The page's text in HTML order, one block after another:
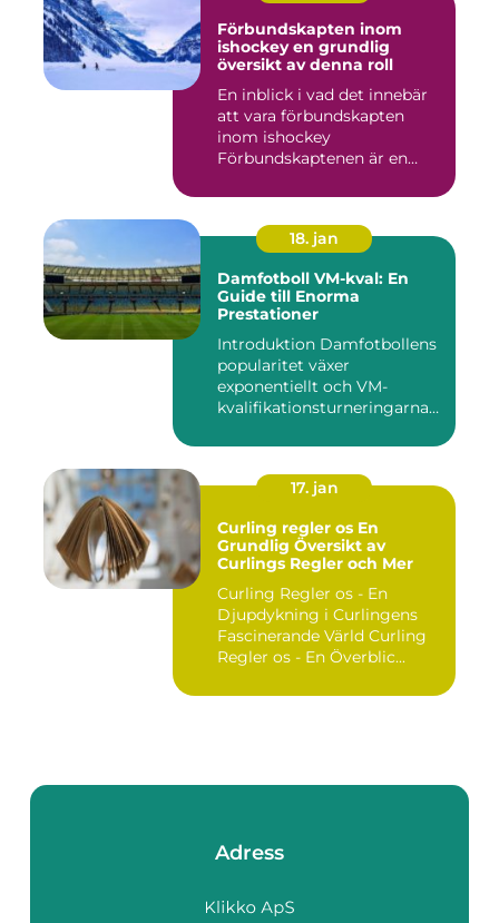
Förbundskapten inom
ishockey en grundlig
översikt av denna roll
En inblick i vad det innebär
att vara förbundskapten
inom ishockey
Förbundskaptenen är en
18. jan
Damfotboll VM-kval: En
Guide till Enorma
Prestationer
Introduktion Damfotbollens
popularitet växer
exponentiellt och VM-
kvalifikationsturneringarna
17. jan
Curling regler os En
Grundlig Översikt av
Curlings Regler och Mer
Curling Regler os - En
Djupdykning i Curlingens
Fascinerande Värld Curling
Regler os - En Överblic...
Adress